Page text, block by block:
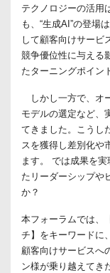
テクノロジーの活用
も、“生成AI”の登場
して顧客向けサービ
競争優位性に与える
たターニングポイン
しかし一方で、オ
モデルの選定など、
てきました。こうし
スを獲得し差別化や
ます。 では成果を
たリーダーシップや
か？
本フォーラムでは、
チ】をキーワードに
顧客向けサービスへ
ン様が乗り越えてき